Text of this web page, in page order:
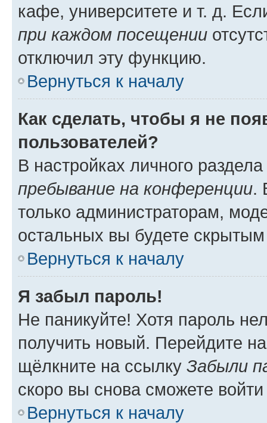
кафе, университете и т. д.
при каждом посещении
отключил эту функцию.
Вернуться к началу
Как сделать, чтобы я не
пользователей?
В настройках личного
пребывание на конференции.
только администраторам,
остальных вы будете
Вернуться к началу
Я забыл пароль!
Не паникуйте! Хотя пароль
получить новый. Перейдите
щёлкните на ссылку Забыли
скоро вы снова сможете
Вернуться к началу